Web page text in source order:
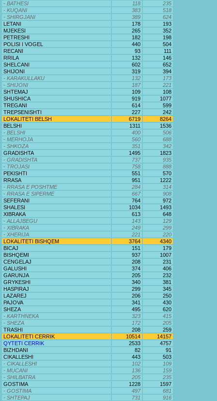
- BATHESI
118
235
- KUQANI
383
518
- SHIRGJANI
389
624
LETANI
178
193
MJEKESI
265
352
PETRESHI
182
198
POLISI I VOGEL
440
504
RECANI
93
111
RRILA
132
146
SHELCANI
602
652
SHIJONI
319
394
- KARAKULLAKU
132
173
- SHIJONI
187
221
SHTEMAJ
109
108
SHUSHICA
919
1077
TREGANI
614
599
TREPSENISHTI
227
242
LOKALITETI BELSH
6719
8264
BELSHI
1311
1536
- BELSHI
400
506
- MERHOJA
560
688
- SHKOZA
351
342
GRADISHTA
1495
1823
- GRADISHTA
737
935
- TROJASI
758
888
PEKISHTI
551
570
RRASA
951
1222
- RRASA E POSHTME
284
314
- RRASA E SIPERME
667
908
SEFERANI
764
972
SHALESI
1034
1493
XIBRAKA
613
648
- ALLAJBEGU
143
129
- XIBRAKA
249
299
- XHERIJA
221
220
LOKALITETI BISHQEM
3764
4340
BICAJ
151
179
BISHQEMI
937
1007
CENGELAJ
208
231
GALUSHI
374
406
GARUNJA
205
232
GRYKESHI
340
381
HASPIRAJ
299
345
LAZAREJ
206
250
PAJOVA
341
430
SHEZA
495
620
- KARTHNEKA
323
415
- SHEZA
172
205
TRASHI
208
259
LOKALITETI CERRIK
10514
14157
QYTETI CERRIK
2533
4757
BIZHDANI
82
91
CIKALLESHI
443
503
- CIKALLESHI
102
109
- MUCANI
136
159
- SHILBATRA
205
235
GOSTIMA
1228
1597
- GOSTIMA
497
681
- SHTEPAJ
731
916